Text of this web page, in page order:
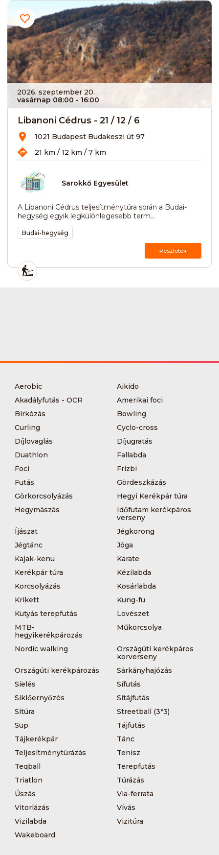
2026. szeptember 20.
vasárnap 08:00 - 16:00
Libanoni Cédrus - 21 / 12 / 6
1021 Budapest Budakeszi út 97
21 km / 12 km / 7 km
Sarokkő Egyesület
A Libanoni Cédrus teljesítménytúra során a Budai-
hegység egyik legkülönlegesebb term...
Budai-hegység
Részletek
Aerobic
Aikido
Akadályfutás - OCR
Amerikai foci
Bírkózás
Bowling
Curling
Cyclo-cross
Díjlovaglás
Díjugratás
Duathlon
Fallabda
Foci
Frizbi
Futás
Gördeszkázás
Görkorcsolyázás
Hegyi Kerékpár túra
Hegymászás
Időfutam kerékpáros
verseny
Íjászat
Jégkorong
Jégtánc
Jóga
Kajak-kenu
Karate
Kerékpár túra
Kézilabda
Korcsolyázás
Kosárlabda
Krikett
Kung-fu
Kutyás terepfutás
Lövészet
MTB-
hegyikerékpározás
Műkorcsolya
Nordic walking
Országúti kerékpáros
körverseny
Országúti kerékpározás
Sárkányhajózás
Síelés
Sífutás
Siklőernyőzés
Sítájfutás
Sítúra
Streetball (3*3)
Sup
Tájfutás
Tájkerékpár
Tánc
Teljesítménytúrázás
Tenisz
Teqball
Terepfutás
Triatlon
Túrázás
Úszás
Via-ferrata
Vitorlázás
Vívás
Vizilabda
Vizitúra
Wakeboard